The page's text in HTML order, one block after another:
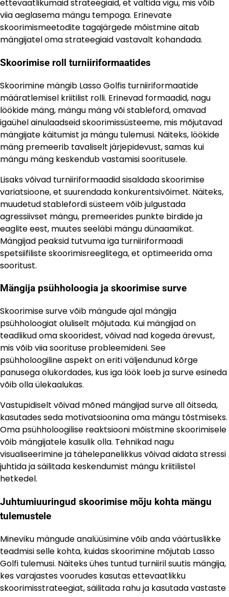
ettevaatlikumaid strateegiaid, et vältida vigu, mis võib
viia aeglasema mängu tempoga. Erinevate
skoorimismeetodite tagajärgede mõistmine aitab
mängijatel oma strateegiaid vastavalt kohandada.
Skoorimise roll turniiriformaatides
Skoorimine mängib Lasso Golfis turniiriformaatide
määratlemisel kriitilist rolli. Erinevad formaadid, nagu
löökide mäng, mängu mäng või stableford, omavad
igaühel ainulaadseid skoorimissüsteeme, mis mõjutavad
mängijate käitumist ja mängu tulemusi. Näiteks, löökide
mäng premeerib tavaliselt järjepidevust, samas kui
mängu mäng keskendub vastamisi sooritusele.
Lisaks võivad turniiriformaadid sisaldada skoorimise
variatsioone, et suurendada konkurentsivõimet. Näiteks,
muudetud stablefordi süsteem võib julgustada
agressiivset mängu, premeerides punkte birdide ja
eaglite eest, muutes seeläbi mängu dünaamikat.
Mängijad peaksid tutvuma iga turniiriformaadi
spetsiifiliste skoorimisreeglitega, et optimeerida oma
sooritust.
Mängija psühholoogia ja skoorimise surve
Skoorimise surve võib mängude ajal mängija
psühholoogiat oluliselt mõjutada. Kui mängijad on
teadlikud oma skooridest, võivad nad kogeda ärevust,
mis võib viia soorituse probleemideni. See
psühholoogiline aspekt on eriti väljendunud kõrge
panusega olukordades, kus iga löök loeb ja surve esineda
võib olla ülekaalukas.
Vastupidiselt võivad mõned mängijad surve all õitseda,
kasutades seda motivatsioonina oma mängu tõstmiseks.
Oma psühholoogilise reaktsiooni mõistmine skoorimisele
võib mängijatele kasulik olla. Tehnikad nagu
visualiseerimine ja tähelepanelikkus võivad aidata stressi
juhtida ja säilitada keskendumist mängu kriitilistel
hetkedel.
Juhtumiuuringud skoorimise mõju kohta mängu
tulemustele
Mineviku mängude analüüsimine võib anda väärtuslikke
teadmisi selle kohta, kuidas skoorimine mõjutab Lasso
Golfi tulemusi. Näiteks ühes tuntud turniiril suutis mängija,
kes varajastes voorudes kasutas ettevaatlikku
skoorimisstrateegiat, säilitada rahu ja kasutada vastaste